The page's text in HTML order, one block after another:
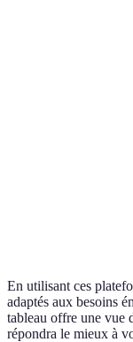
En utilisant ces
adaptés aux besoins
tableau offre une vue
répondra le mieux à